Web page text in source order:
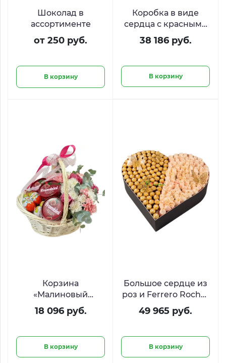
Шоколад в
ассортименте
от 250 руб.
В корзину
Коробка в виде
сердца с красными
розами и
сладостями
38 186 руб.
В корзину
Корзина
«Малиновый
рассвет» с цветами,
Киндер Сюрприз и
18 096 руб.
В корзину
Большое сердце из
роз и Ferrero Rocher
«Слияние сердец»
49 965 руб.
В корзину